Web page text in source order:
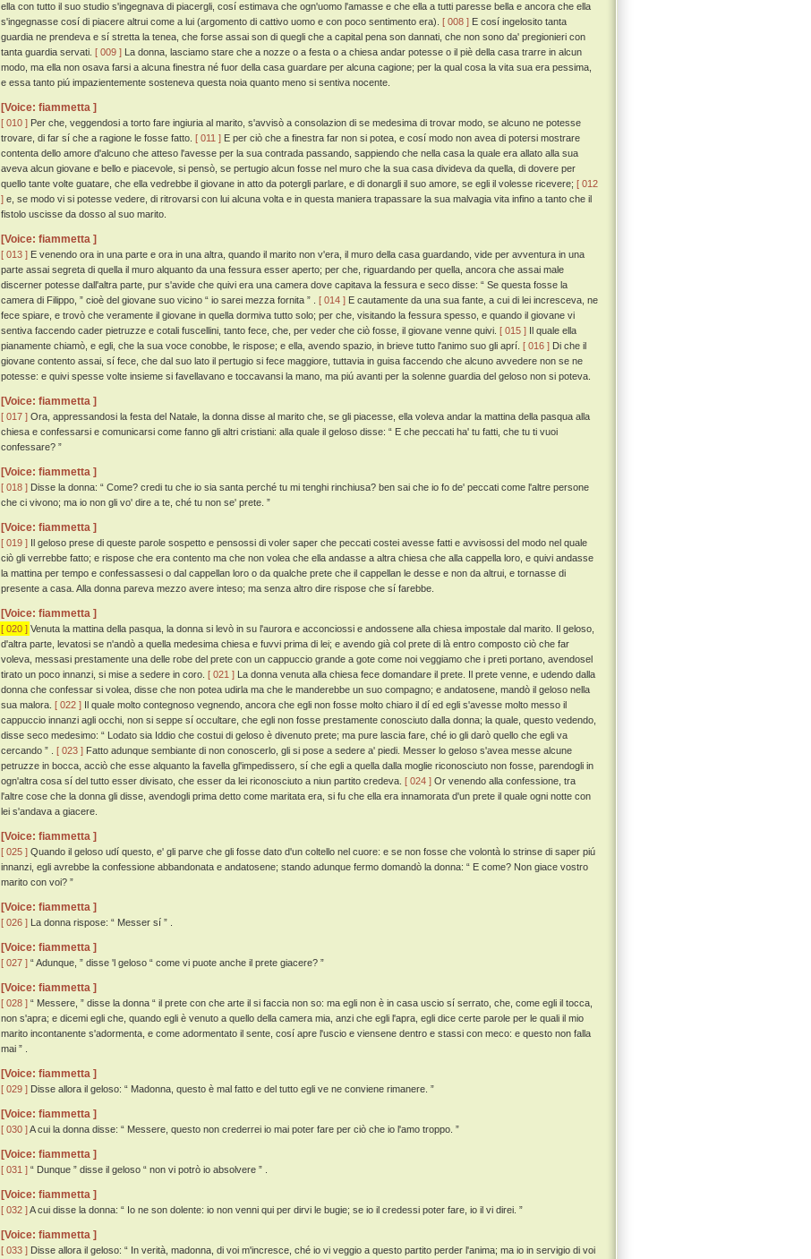
ella con tutto il suo studio s'ingegnava di piacergli, cosí estimava che ogn'uomo l'amasse e che ella a tutti paresse bella e ancora che ella
s'ingegnasse cosí di piacere altrui come a lui (argomento di cattivo uomo e con poco sentimento era). [ 008 ] E cosí ingelosito tanta
guardia ne prendeva e sí stretta la tenea, che forse assai son di quegli che a capital pena son dannati, che non sono da' pregionieri con
tanta guardia servati. [ 009 ] La donna, lasciamo stare che a nozze o a festa o a chiesa andar potesse o il piè della casa trarre in alcun
modo, ma ella non osava farsi a alcuna finestra né fuor della casa guardare per alcuna cagione; per la qual cosa la vita sua era pessima,
e essa tanto piú impazientemente sosteneva questa noia quanto meno si sentiva nocente.
[Voice: fiammetta ]
[ 010 ] Per che, veggendosi a torto fare ingiuria al marito, s'avvisò a consolazion di se medesima di trovar modo, se alcuno ne potesse
trovare, di far sí che a ragione le fosse fatto. [ 011 ] E per ciò che a finestra far non si potea, e cosí modo non avea di potersi mostrare
contenta dello amore d'alcuno che atteso l'avesse per la sua contrada passando, sappiendo che nella casa la quale era allato alla sua
aveva alcun giovane e bello e piacevole, si pensò, se pertugio alcun fosse nel muro che la sua casa divideva da quella, di dovere per
quello tante volte guatare, che ella vedrebbe il giovane in atto da potergli parlare, e di donargli il suo amore, se egli il volesse ricevere; [ 012
] e, se modo vi si potesse vedere, di ritrovarsi con lui alcuna volta e in questa maniera trapassare la sua malvagia vita infino a tanto che il
fistolo uscisse da dosso al suo marito.
[Voice: fiammetta ]
[ 013 ] E venendo ora in una parte e ora in una altra, quando il marito non v'era, il muro della casa guardando, vide per avventura in una
parte assai segreta di quella il muro alquanto da una fessura esser aperto; per che, riguardando per quella, ancora che assai male
discerner potesse dall'altra parte, pur s'avide che quivi era una camera dove capitava la fessura e seco disse: “ Se questa fosse la
camera di Filippo, ” cioè del giovane suo vicino “ io sarei mezza fornita ” . [ 014 ] E cautamente da una sua fante, a cui di lei incresceva, ne
fece spiare, e trovò che veramente il giovane in quella dormiva tutto solo; per che, visitando la fessura spesso, e quando il giovane vi
sentiva faccendo cader pietruzze e cotali fuscellini, tanto fece, che, per veder che ciò fosse, il giovane venne quivi. [ 015 ] Il quale ella
pianamente chiamò, e egli, che la sua voce conobbe, le rispose; e ella, avendo spazio, in brieve tutto l'animo suo gli aprí. [ 016 ] Di che il
giovane contento assai, sí fece, che dal suo lato il pertugio si fece maggiore, tuttavia in guisa faccendo che alcuno avvedere non se ne
potesse: e quivi spesse volte insieme si favellavano e toccavansi la mano, ma piú avanti per la solenne guardia del geloso non si poteva.
[Voice: fiammetta ]
[ 017 ] Ora, appressandosi la festa del Natale, la donna disse al marito che, se gli piacesse, ella voleva andar la mattina della pasqua alla
chiesa e confessarsi e comunicarsi come fanno gli altri cristiani: alla quale il geloso disse: “ E che peccati ha' tu fatti, che tu ti vuoi
confessare? ”
[Voice: fiammetta ]
[ 018 ] Disse la donna: “ Come? credi tu che io sia santa perché tu mi tenghi rinchiusa? ben sai che io fo de' peccati come l'altre persone
che ci vivono; ma io non gli vo' dire a te, ché tu non se' prete. ”
[Voice: fiammetta ]
[ 019 ] Il geloso prese di queste parole sospetto e pensossi di voler saper che peccati costei avesse fatti e avvisossi del modo nel quale
ciò gli verrebbe fatto; e rispose che era contento ma che non volea che ella andasse a altra chiesa che alla cappella loro, e quivi andasse
la mattina per tempo e confessassesi o dal cappellan loro o da qualche prete che il cappellan le desse e non da altrui, e tornasse di
presente a casa. Alla donna pareva mezzo avere inteso; ma senza altro dire rispose che sí farebbe.
[Voice: fiammetta ]
[ 020 ] Venuta la mattina della pasqua, la donna si levò in su l'aurora e acconciossi e andossene alla chiesa impostale dal marito. Il geloso,
d'altra parte, levatosi se n'andò a quella medesima chiesa e fuvvi prima di lei; e avendo già col prete di là entro composto ciò che far
voleva, messasi prestamente una delle robe del prete con un cappuccio grande a gote come noi veggiamo che i preti portano, avendosel
tirato un poco innanzi, si mise a sedere in coro. [ 021 ] La donna venuta alla chiesa fece domandare il prete. Il prete venne, e udendo dalla
donna che confessar si volea, disse che non potea udirla ma che le manderebbe un suo compagno; e andatosene, mandò il geloso nella
sua malora. [ 022 ] Il quale molto contegnoso vegnendo, ancora che egli non fosse molto chiaro il dí ed egli s'avesse molto messo il
cappuccio innanzi agli occhi, non si seppe sí occultare, che egli non fosse prestamente conosciuto dalla donna; la quale, questo vedendo,
disse seco medesimo: “ Lodato sia Iddio che costui di geloso è divenuto prete; ma pure lascia fare, ché io gli darò quello che egli va
cercando ” . [ 023 ] Fatto adunque sembiante di non conoscerlo, gli si pose a sedere a' piedi. Messer lo geloso s'avea messe alcune
petruzze in bocca, acciò che esse alquanto la favella gl'impedissero, sí che egli a quella dalla moglie riconosciuto non fosse, parendogli in
ogn'altra cosa sí del tutto esser divisato, che esser da lei riconosciuto a niun partito credeva. [ 024 ] Or venendo alla confessione, tra
l'altre cose che la donna gli disse, avendogli prima detto come maritata era, si fu che ella era innamorata d'un prete il quale ogni notte con
lei s'andava a giacere.
[Voice: fiammetta ]
[ 025 ] Quando il geloso udí questo, e' gli parve che gli fosse dato d'un coltello nel cuore: e se non fosse che volontà lo strinse di saper piú
innanzi, egli avrebbe la confessione abbandonata e andatosene; stando adunque fermo domandò la donna: “ E come? Non giace vostro
marito con voi? ”
[Voice: fiammetta ]
[ 026 ] La donna rispose: “ Messer sí ” .
[Voice: fiammetta ]
[ 027 ] “ Adunque, ” disse 'l geloso “ come vi puote anche il prete giacere? ”
[Voice: fiammetta ]
[ 028 ] “ Messere, ” disse la donna “ il prete con che arte il si faccia non so: ma egli non è in casa uscio sí serrato, che, come egli il tocca,
non s'apra; e dicemi egli che, quando egli è venuto a quello della camera mia, anzi che egli l'apra, egli dice certe parole per le quali il mio
marito incontanente s'adormenta, e come adormentato il sente, cosí apre l'uscio e viensene dentro e stassi con meco: e questo non falla
mai ” .
[Voice: fiammetta ]
[ 029 ] Disse allora il geloso: “ Madonna, questo è mal fatto e del tutto egli ve ne conviene rimanere. ”
[Voice: fiammetta ]
[ 030 ]A cui la donna disse: “ Messere, questo non crederrei io mai poter fare per ciò che io l'amo troppo. ”
[Voice: fiammetta ]
[ 031 ] “ Dunque ” disse il geloso “ non vi potrò io absolvere ” .
[Voice: fiammetta ]
[ 032 ]A cui disse la donna: “ Io ne son dolente: io non venni qui per dirvi le bugie; se io il credessi poter fare, io il vi direi. ”
[Voice: fiammetta ]
[ 033 ] Disse allora il geloso: “ In verità, madonna, di voi m'incresce, ché io vi veggio a questo partito perder l'anima; ma io in servigio di voi